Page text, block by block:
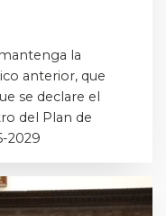
la
anterior, que
se declare el
del Plan de
2029